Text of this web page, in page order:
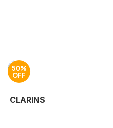
50%
CLARINS